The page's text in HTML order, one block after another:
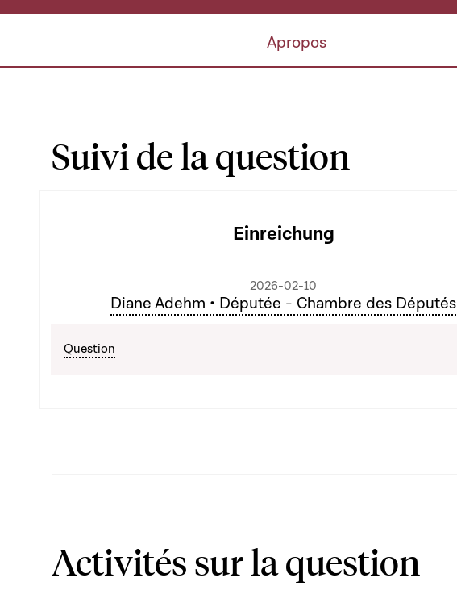
Apropos
Suivi de la question
Einreichung
2026-02-10
Diane Adehm • Députée - Chambre des Députés
Question
Activités sur la question